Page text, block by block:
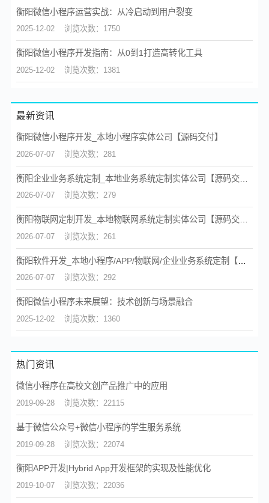
衡阳微信小程序运营实战：从冷启动到用户裂变
2025-12-02 浏览次数：1750
衡阳微信小程序开发指南：从0到1打造高转化工具
2025-12-02 浏览次数：1381
最新资讯
衡阳微信小程序开发_本地小程序实体公司【源码交付】
2026-07-07 浏览次数：281
衡阳企业业务系统定制_本地业务系统定制实体公司【源码交付】
2026-07-07 浏览次数：279
衡阳物联网定制开发_本地物联网系统定制实体公司【源码交付】
2026-07-07 浏览次数：261
2026-07-07 浏览次数：292
衡阳微信小程序未来展望：技术创新与场景融合
2025-12-02 浏览次数：1360
热门资讯
微信小程序在高校文创产品推广中的应用
2019-09-28 浏览次数：22115
基于微信公众号+微信小程序的学生服务系统
2019-09-28 浏览次数：22074
衡阳APP开发|Hybrid App开发框架的实现及性能优化
2019-10-07 浏览次数：22036